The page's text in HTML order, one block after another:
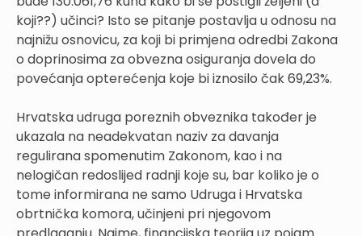
koji??) učinci? Isto se pitanje postavlja u odnosu na
najnižu osnovicu, za koji bi primjena odredbi Zakona
o doprinosima za obvezna osiguranja dovela do
povećanja opterećenja koje bi iznosilo čak 69,23%.
Hrvatska udruga poreznih obveznika također je
ukazala na neadekvatan naziv za davanja
regulirana spomenutim Zakonom, kao i na
nelogičan redoslijed radnji koje su, bar koliko je o
tome informirana ne samo Udruga i Hrvatska
obrtnička komora, učinjeni pri njegovom